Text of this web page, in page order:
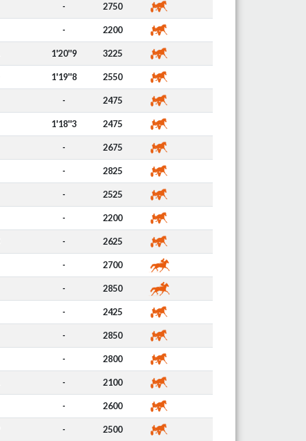
- 2750
- 2200
1'20''9 3225
1'19''8 2550
- 2475
1'18''3 2475
- 2675
- 2825
- 2525
- 2200
- 2625
- 2700
- 2850
- 2425
- 2850
- 2800
- 2100
- 2600
- 2500